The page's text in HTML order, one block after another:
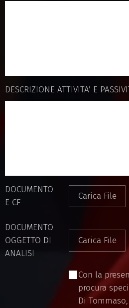
DESCRIZIONE ATTIVITA' E
DOCUMENTO
E CF
Carica File
DOCUMENTO
OGGETTO DI
ANALISI
Carica File
Con la
procura
Di